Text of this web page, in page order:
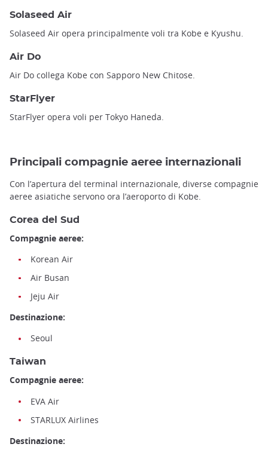
Solaseed Air
Solaseed Air opera principalmente voli tra Kobe e Kyushu.
Air Do
Air Do collega Kobe con Sapporo New Chitose.
StarFlyer
StarFlyer opera voli per Tokyo Haneda.
Principali compagnie aeree internazionali
Con l’apertura del terminal internazionale, diverse compagnie
aeree asiatiche servono ora l’aeroporto di Kobe.
Corea del Sud
Compagnie aeree:
Korean Air
Air Busan
Jeju Air
Destinazione:
Seoul
Taiwan
Compagnie aeree:
EVA Air
STARLUX Airlines
Destinazione: